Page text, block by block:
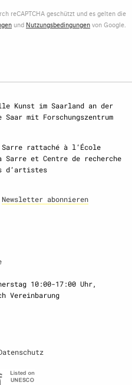
reCAPTCHA geschützt und es gelten die
und Nutzungsbedingungenvon Google.
Kunst im Saarland an der
Saar mit Forschungszentrum
rattaché à l‘École
Sarre et Centre de recherche
d‘artistes
Newsletter abonnieren
10:00-17:00 Uhr,
Vereinbarung